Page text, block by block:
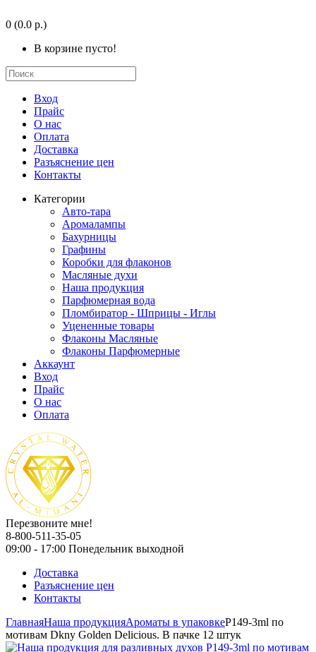
0 (0.0 р.)
В корзине пусто!
Вход
Прайс
О нас
Оплата
Доставка
Разъяснение цен
Контакты
Категории
Авто-тара
Аромалампы
Бахурницы
Графины
Коробки для флаконов
Масляные духи
Наша продукция
Парфюмерная вода
Пломбиратор - Шприцы - Иглы
Уцененные товары
Флаконы Масляные
Флаконы Парфюмерные
Аккаунт
Вход
Прайс
О нас
Оплата
Перезвоните мне!
8-800-511-35-05
09:00 - 17:00 Понедельник выходной
Доставка
Разъяснение цен
Контакты
ГлавнаяНаша продукцияАроматы в упаковкеP149-3ml по
мотивам Dkny Golden Delicious. В пачке 12 штук